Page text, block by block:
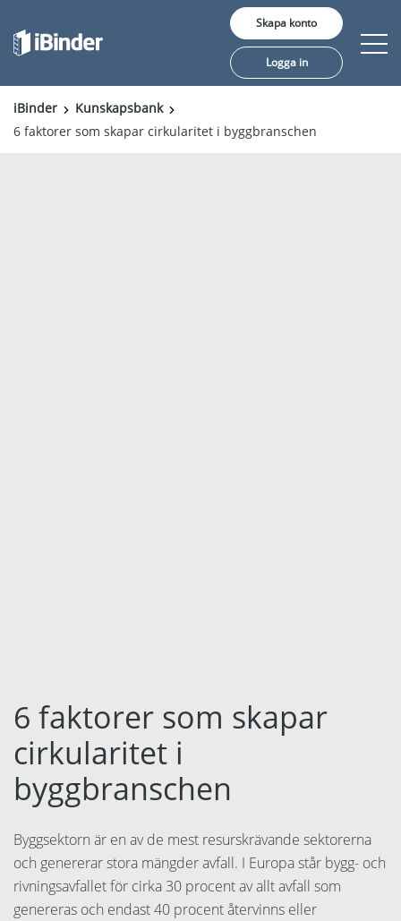
Erbjudande
Spanska
Skapa konto
Logga in
iBinder
Kunskapsbank
6 faktorer som skapar cirkularitet i byggbranschen
6 faktorer som skapar
cirkularitet i
byggbranschen
Byggsektorn är en av de mest resurskrävande sektorerna
och genererar stora mängder avfall. I Europa står bygg- och
rivningsavfallet för cirka 30 procent av allt avfall som
genereras och endast 40 procent återvinns eller